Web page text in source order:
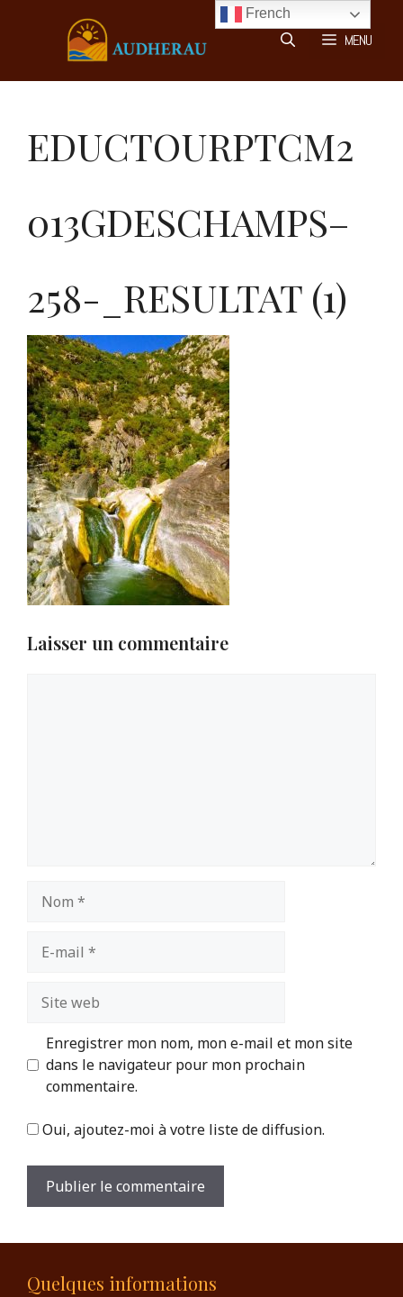
MENU
EDUCTOURPTCM2
013GDESCHAMPS–
258-_RESULTAT (1)
Laisser un commentaire
mail
web
Enregistrer mon nom, mon e-mail et mon site
dans le navigateur pour mon prochain
commentaire.
Oui, ajoutez-moi à votre liste de diffusion.
Quelques informations
French